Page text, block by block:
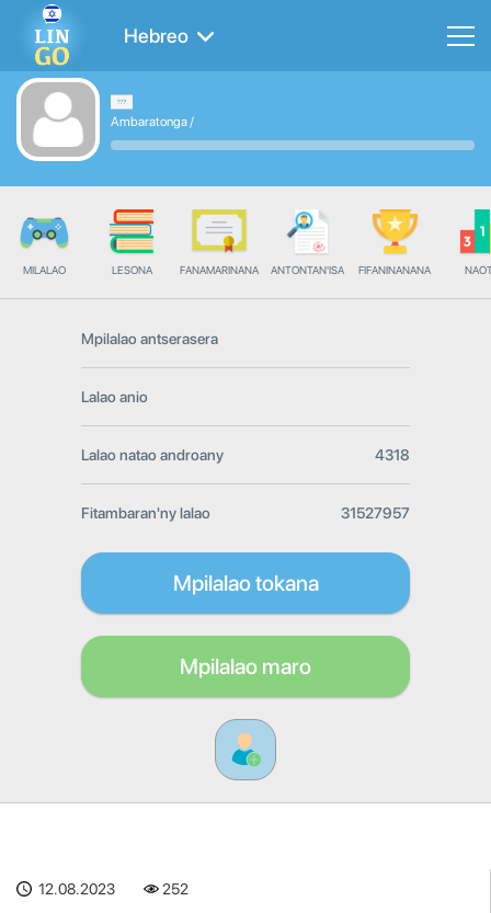
Hebreo
Ambaratonga/
MILALAO LESONA FANAMARINANA ANTONTAN'ISA FIFANINANANA
Mpilalao antserasera
Lalao anio
Lalao natao androany 4318
Fitambaran'ny lalao 31527957
Mpilalao tokana
Mpilalao maro
12.08.2023 252